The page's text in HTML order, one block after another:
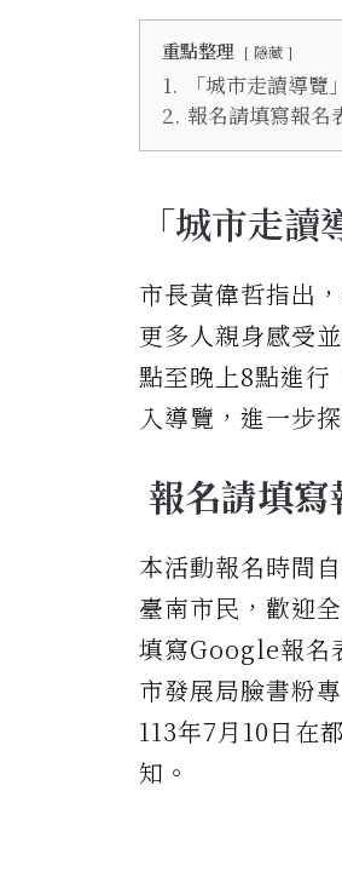
重點整理 隱藏
1.
「城市走讀導
2. 報名請填寫報名
「城市走
市長黃偉哲指出
更多人親身感受
點至晚上8點進行
入導覽，進一步
報名請填
本活動報名時間
臺南市民，歡迎
填寫Google報名
市發展局臉書粉
113年7月10日在
知。